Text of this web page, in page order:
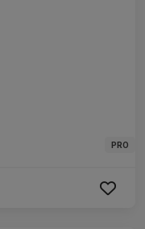
PRO